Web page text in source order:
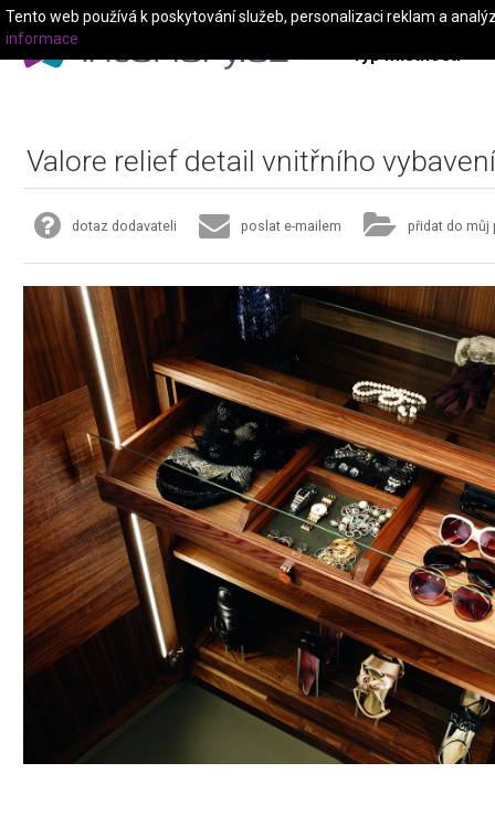
Typ místnosti
Valore relief detail vnitřního
dotaz dodavateli poslat e-mailem přidat do můj
Tento web používá k poskytování služeb, personalizaci reklam a
informace